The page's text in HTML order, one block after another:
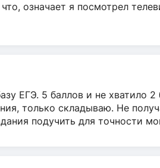
означает я посмотрел
ЕГЭ. 5 баллов и не хватило
только складываю. Не
подучить для точности